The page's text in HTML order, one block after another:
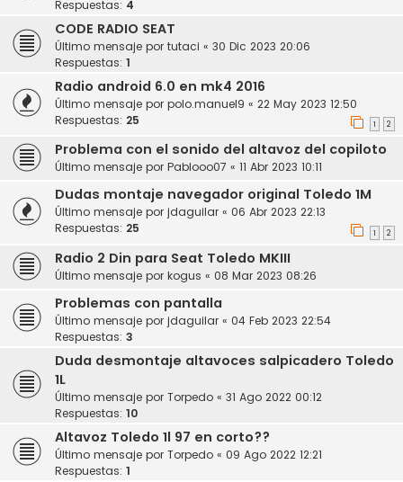
Respuestas: 4
CODE RADIO SEAT
Último mensaje por tutaci « 30 Dic 2023 20:06
Respuestas: 1
Radio android 6.0 en mk4 2016
Último mensaje por polo.manuel9 « 22 May 2023 12:50
Respuestas: 25 1 2
Problema con el sonido del altavoz del copiloto
Último mensaje por Pablooo07 « 11 Abr 2023 10:11
Dudas montaje navegador original Toledo 1M
Último mensaje por jdaguilar « 06 Abr 2023 22:13
Respuestas: 25 1 2
Radio 2 Din para Seat Toledo MKIII
Último mensaje por kogus « 08 Mar 2023 08:26
Problemas con pantalla
Último mensaje por jdaguilar « 04 Feb 2023 22:54
Respuestas: 3
Duda desmontaje altavoces salpicadero Toledo
1L
Último mensaje por Torpedo « 31 Ago 2022 00:12
Respuestas: 10
Altavoz Toledo 1l 97 en corto??
Último mensaje por Torpedo « 09 Ago 2022 12:21
Respuestas: 1